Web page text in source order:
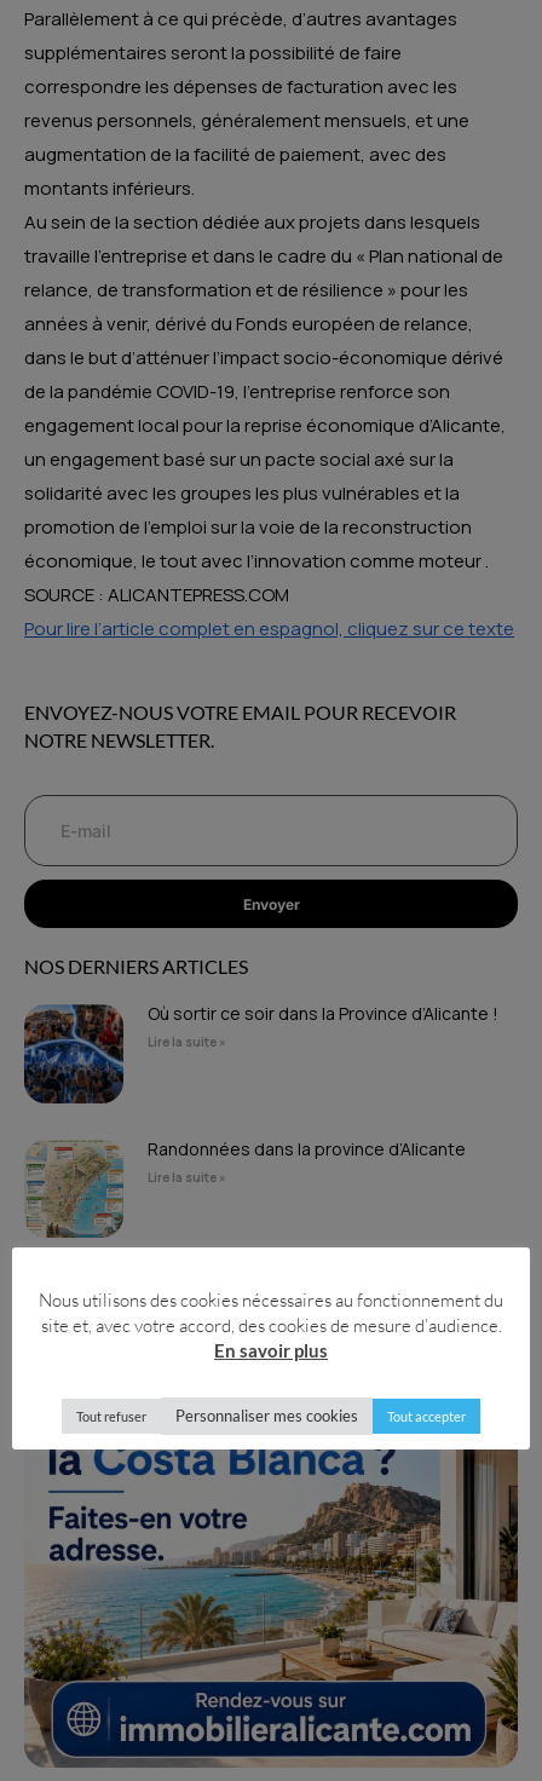
Parallèlement à ce qui précède, d’autres avantages
supplémentaires seront la possibilité de faire
correspondre les dépenses de facturation avec les
revenus personnels, généralement mensuels, et une
augmentation de la facilité de paiement, avec des
montants inférieurs.
Au sein de la section dédiée aux projets dans lesquels
travaille l’entreprise et dans le cadre du « Plan national de
relance, de transformation et de résilience » pour les
années à venir, dérivé du Fonds européen de relance,
dans le but d’atténuer l’impact socio-économique dérivé
de la pandémie COVID-19, l’entreprise renforce son
engagement local pour la reprise économique d’Alicante,
un engagement basé sur un pacte social axé sur la
solidarité avec les groupes les plus vulnérables et la
promotion de l’emploi sur la voie de la reconstruction
économique, le tout avec l’innovation comme moteur .
SOURCE : ALICANTEPRESS.COM
Pour lire l’article complet en espagnol, cliquez sur ce texte
ENVOYEZ-NOUS VOTRE EMAIL POUR RECEVOIR
NOTRE NEWSLETTER.
Envoyer
NOS DERNIERS ARTICLES
Où sortir ce soir dans la Province d’Alicante !
Lire la suite »
Randonnées dans la province d’Alicante
Lire la suite »
Nous utilisons des cookies nécessaires au fonctionnement du
site et, avec votre accord, des cookies de mesure d’audience.
En savoir plus
Tout refuser Personnaliser mes cookies Tout accepter